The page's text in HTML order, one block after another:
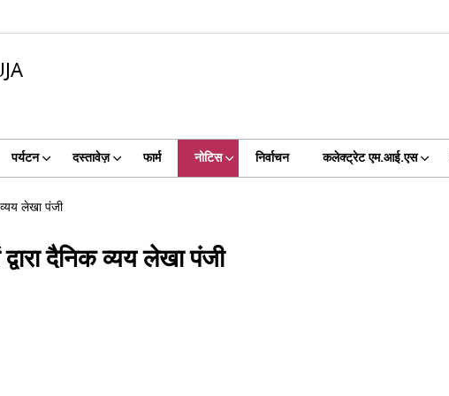
पर्यटन दस्तावेज़ फार्म नोटिस निर्वाचन कलेक्ट्रेट एम.आई.एस
व्यय लेखा पंजी
दैनिक व्यय लेखा पंजी